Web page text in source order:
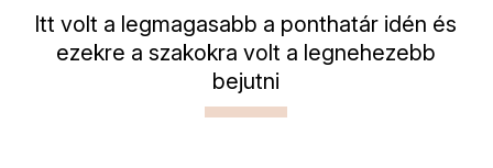
Itt volt a legmagasabb a ponthatár idén és
ezekre a szakokra volt a legnehezebb
bejutni